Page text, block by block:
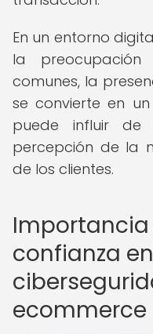
En un entorno
la
comunes, la
se convierte en
puede influir
percepción de la
de los clientes.
Importancia
confianza
ecommerce